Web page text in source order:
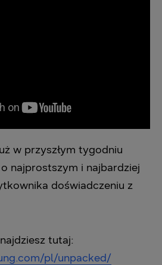
w przyszłym tygodniu
najprostszym i najbardziej
doświadczeniu z
tutaj:
pl/unpacked/